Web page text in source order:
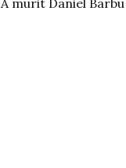
A murit Daniel Barbu